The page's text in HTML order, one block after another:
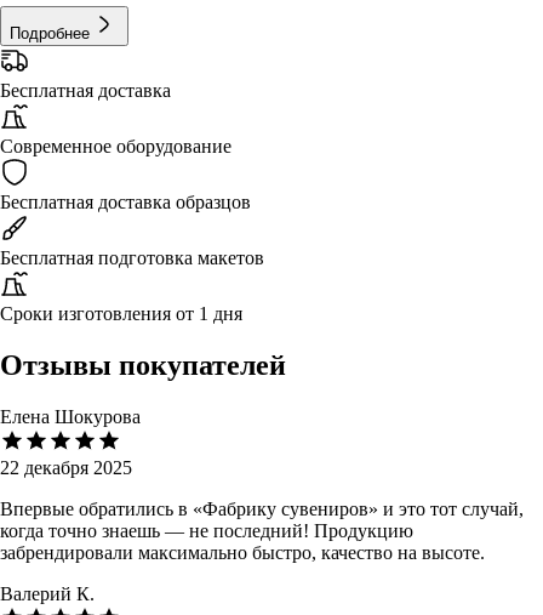
Подробнее
Бесплатная доставка
Современное оборудование
Бесплатная доставка образцов
Бесплатная подготовка макетов
Сроки изготовления от 1 дня
Отзывы покупателей
Елена Шокурова
22 декабря 2025
Впервые обратились в «Фабрику сувениров» и это тот случай,
когда точно знаешь — не последний! Продукцию
забрендировали максимально быстро, качество на высоте.
Валерий К.